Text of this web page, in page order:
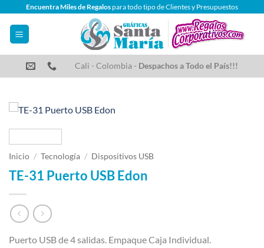
contenido
Encuentra Miles de Regalospara todo tipo de Clientes y Presupuestos
Cali - Colombia - Despachos a Todo el País!!!
Inicio / Tecnología / Dispositivos USB
TE-31 Puerto USB Edon
Puerto USB de 4 salidas. Empaque Caja Individual.